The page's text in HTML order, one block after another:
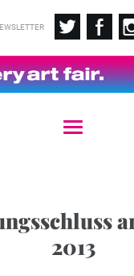
T
v
2013